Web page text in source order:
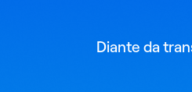
Diante da